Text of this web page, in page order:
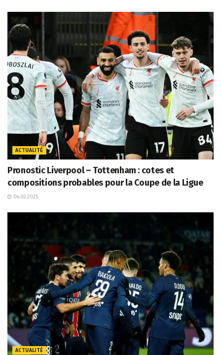
ACTUALITÉ
Pronostic Liverpool – Tottenham : cotes et
compositions probables pour la Coupe de la Ligue
04.02.2025
ACTUALITÉ